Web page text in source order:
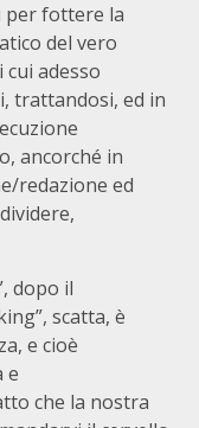
per fottere la
del vero
cui adesso
trattandosi, ed in
ancorché in
redazione ed
dopo il
scatta, è
e cioè
e
che la nostra